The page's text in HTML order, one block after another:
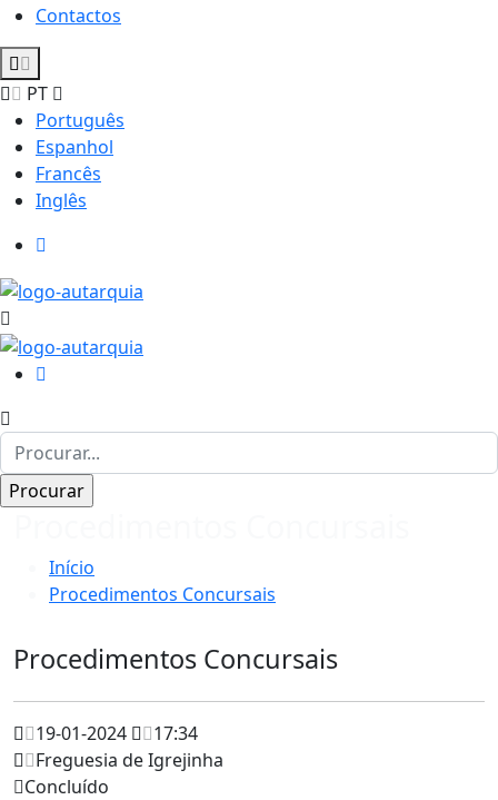
Contactos
PT
Português
Espanhol
Francês
Inglês
Início
Procedimentos Concursais
Procedimentos Concursais
19-01-2024
17:34
Freguesia de Igrejinha
Concluído